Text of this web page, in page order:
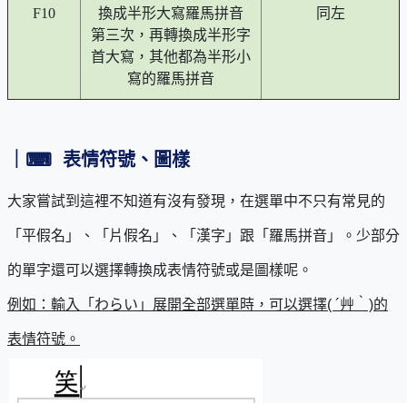
F10
換成半形大寫羅馬拼音
第三次，再轉換成半形字
首大寫，其他都為半形小
寫的羅馬拼音
同左
⌨ 表情符號、圖樣
大家嘗試到這裡不知道有沒有發現，在選單中不只有常見的
「平假名」、「片假名」、「漢字」跟「羅馬拼音」。少部分
的單字還可以選擇轉換成表情符號或是圖樣呢。
例如：輸入「わらい」展開全部選單時，可以選擇( ´艸｀)的
表情符號。